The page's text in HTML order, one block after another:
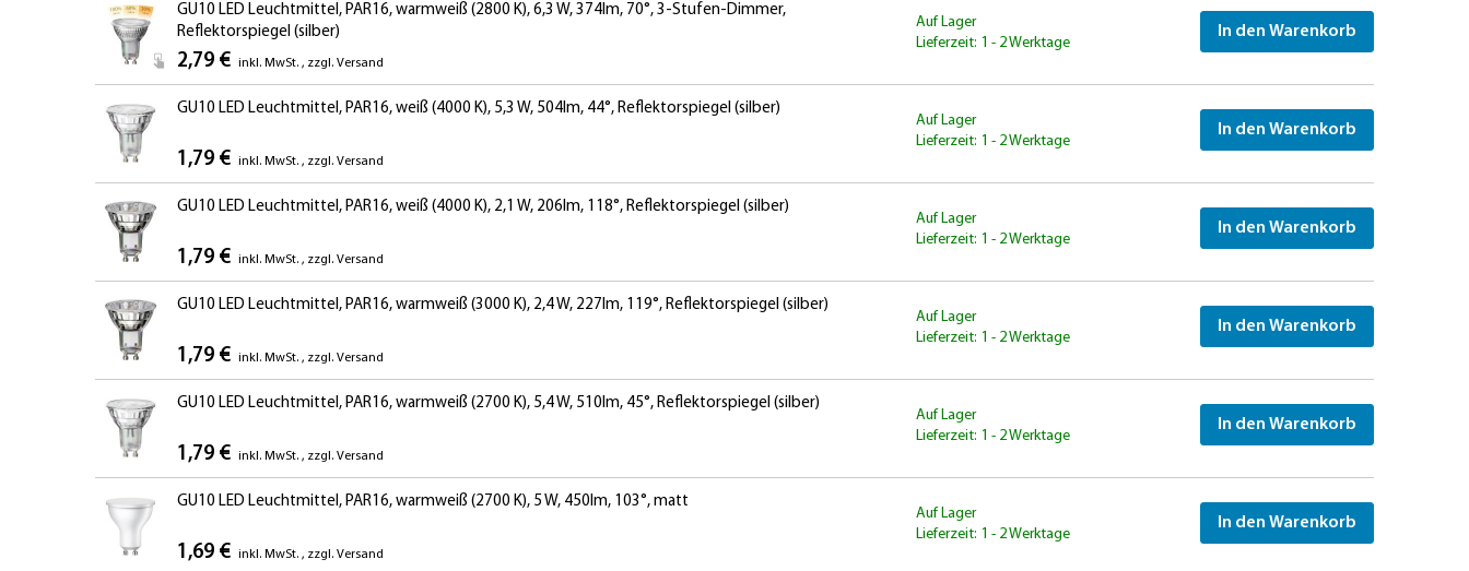
GU10 LED Leuchtmittel, PAR16, warmweiß (2800 K), 6,3 W, 374lm, 70°, 3-Stufen-Dimmer,
Reflektorspiegel (silber)
2,79 € inkl. MwSt. , zzgl. Versand
Auf Lager
Lieferzeit: 1 - 2 Werktage
In den Warenkorb
GU10 LED Leuchtmittel, PAR16, weiß (4000 K), 5,3 W, 504lm, 44°, Reflektorspiegel (silber)
1,79 € inkl. MwSt. , zzgl. Versand
Auf Lager
Lieferzeit: 1 - 2 Werktage
In den Warenkorb
GU10 LED Leuchtmittel, PAR16, weiß (4000 K), 2,1 W, 206lm, 118°, Reflektorspiegel (silber)
1,79 € inkl. MwSt. , zzgl. Versand
Auf Lager
Lieferzeit: 1 - 2 Werktage
In den Warenkorb
GU10 LED Leuchtmittel, PAR16, warmweiß (3000 K), 2,4 W, 227lm, 119°, Reflektorspiegel (silber)
1,79 € inkl. MwSt. , zzgl. Versand
Auf Lager
Lieferzeit: 1 - 2 Werktage
In den Warenkorb
GU10 LED Leuchtmittel, PAR16, warmweiß (2700 K), 5,4 W, 510lm, 45°, Reflektorspiegel (silber)
1,79 € inkl. MwSt. , zzgl. Versand
Auf Lager
Lieferzeit: 1 - 2 Werktage
In den Warenkorb
GU10 LED Leuchtmittel, PAR16, warmweiß (2700 K), 5 W, 450lm, 103°, matt
1,69 € inkl. MwSt. , zzgl. Versand
Auf Lager
Lieferzeit: 1 - 2 Werktage
In den Warenkorb